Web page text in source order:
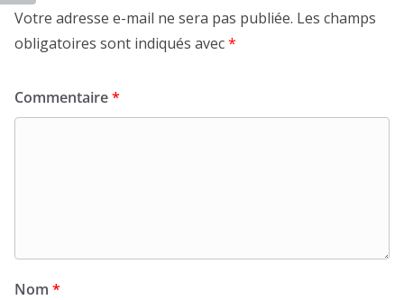
Votre adresse e-mail ne sera pas publiée. Les champs
obligatoires sont indiqués avec*
Commentaire*
Nom *